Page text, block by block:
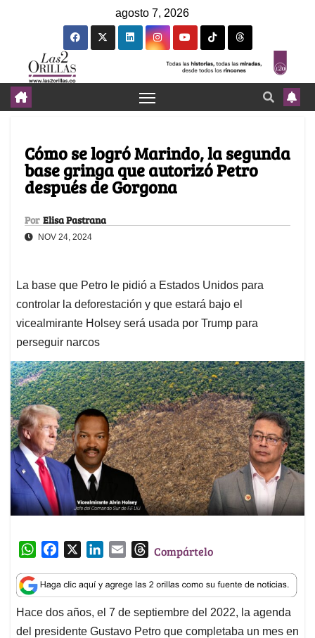
agosto 7, 2026
Cómo se logró Marindo, la segunda
base gringa que autorizó Petro
después de Gorgona
Por Elisa Pastrana
NOV 24, 2024
La base que Petro le pidió a Estados Unidos para
controlar la deforestación y que estará bajo el
vicealmirante Holsey será usada por Trump para
perseguir narcos
W
a
t
s
A
c
e
b
o
n
k
e
d
a
i
l
T
r
e
a
d
Compártelo
Hace dos años, el 7 de septiembre del 2022, la agenda
del presidente Gustavo Petro que completaba un mes en